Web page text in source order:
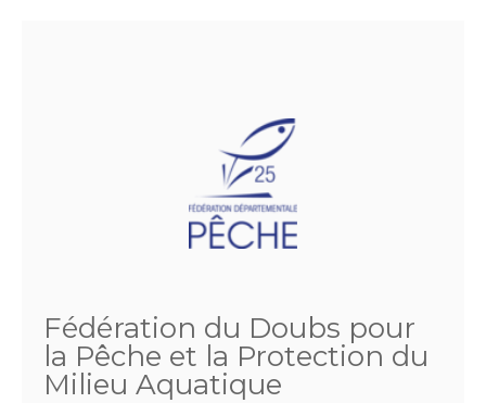
Fédération du Doubs pour
la Pêche et la Protection du
Milieu Aquatique